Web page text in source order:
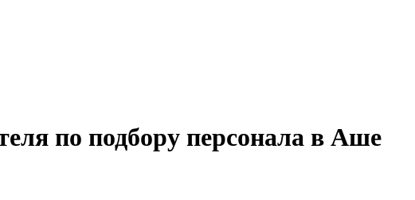
по подбору персонала в Аше